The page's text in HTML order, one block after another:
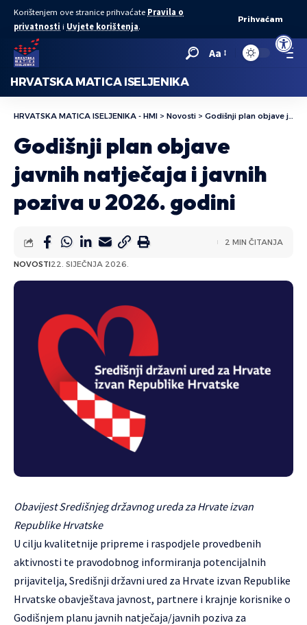
Korištenjem ove stranice prihvaćate Pravila o
privatnosti i Uvjete korištenja.
Prihvaćam
Aa
HRVATSKA MATICA ISELJENIKA
HRVATSKA MATICA ISELJENIKA - HMI > Novosti > Godišnji plan objave javnih natječaja i javnih poziva u 2026. godini
Godišnji plan objave
javnih natječaja i javnih
poziva u 2026. godini
NOVOSTI22. SIJEČNJA 2026.
2 MIN ČITANJA
Obavijest Središnjeg državnog ureda za Hrvate izvan
Republike Hrvatske
U cilju kvalitetnije pripreme i raspodjele provedbenih
aktivnosti te pravodobnog informiranja potencijalnih
prijavitelja, Središnji državni ured za Hrvate izvan Republike
Hrvatske obavještava javnost, partnere i krajnje korisnike o
Godišnjem planu javnih natječaja/javnih poziva za
Open